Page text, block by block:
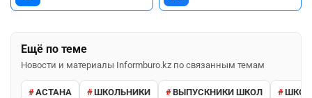
Ещё по теме
Новости и материалы Informburo.kz по связанным темам
АСТАНА ШКОЛЬНИКИ ВЫПУСКНИКИ ШКОЛ